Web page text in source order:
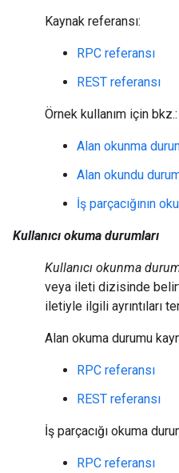
Kaynak referansı:
RPC referansı
REST referansı
Örnek kullanım için bkz.:
Alan okunma
Alan okundu
İş parçacığının
Kullanıcı okuma durumları
Kullanıcı okunma
veya ileti dizisinde
iletiyle ilgili ayrıntıları
Alan okuma durumu
RPC referansı
REST referansı
İş parçacığı okuma
RPC referansı